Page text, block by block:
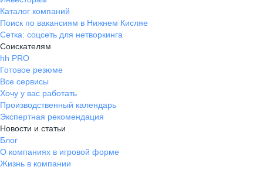
работодателя доволен и
рекомендую ГК Энергон!
Каталог компаний
Поиск по вакансиям в Нижнем Кисляе
Сетка: соцсеть для нетворкинга
Соискателям
hh PRO
Готовое резюме
Все сервисы
Хочу у вас работать
Производственный календарь
Экспертная рекомендация
Новости и статьи
Блог
О компаниях в игровой форме
Жизнь в компании